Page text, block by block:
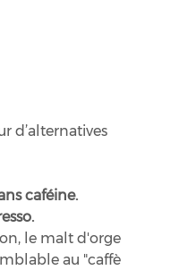
d’alternatives
caféine.
le malt d'orge
au "caffè